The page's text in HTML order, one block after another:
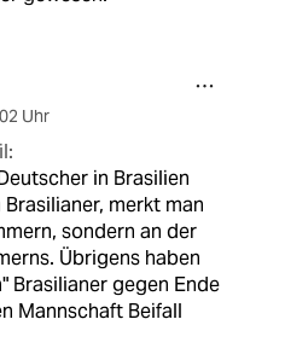
Uhr
in Brasilien
merkt man
sondern an der
Übrigens haben
Brasilianer gegen Ende
Mannschaft Beifall